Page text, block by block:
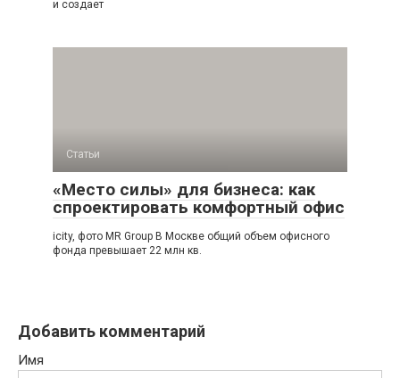
и создает
Статьи
«Место силы» для бизнеса: как
спроектировать комфортный офис
icity, фото MR Group В Москве общий объем офисного
фонда превышает 22 млн кв.
Добавить комментарий
Имя